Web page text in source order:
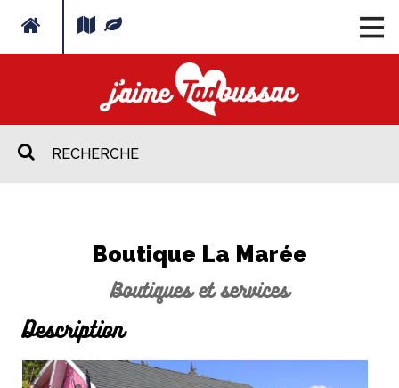
Boutique La Marée
Boutiques et services
Description